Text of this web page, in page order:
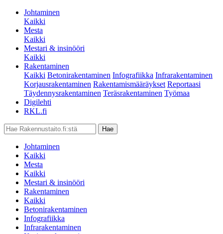
Johtaminen
Kaikki
Mesta
Kaikki
Mestari & insinööri
Kaikki
Rakentaminen
Kaikki Betonirakentaminen Infografiikka Infrarakentaminen
Korjausrakentaminen Rakentamismääräykset Reportaasi
Täydennysrakentaminen Teräsrakentaminen Työmaa
Digilehti
RKL.fi
Johtaminen
Kaikki
Mesta
Kaikki
Mestari & insinööri
Rakentaminen
Kaikki
Betonirakentaminen
Infografiikka
Infrarakentaminen